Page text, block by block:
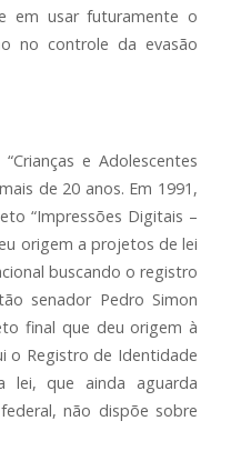
em usar futuramente o
no controle da evasão
e Adolescentes
de 20 anos. Em 1991,
“Impressões Digitais –
origem a projetos de lei
buscando o registro
senador Pedro Simon
final que deu origem à
o Registro de Identidade
lei, que ainda aguarda
não dispõe sobre